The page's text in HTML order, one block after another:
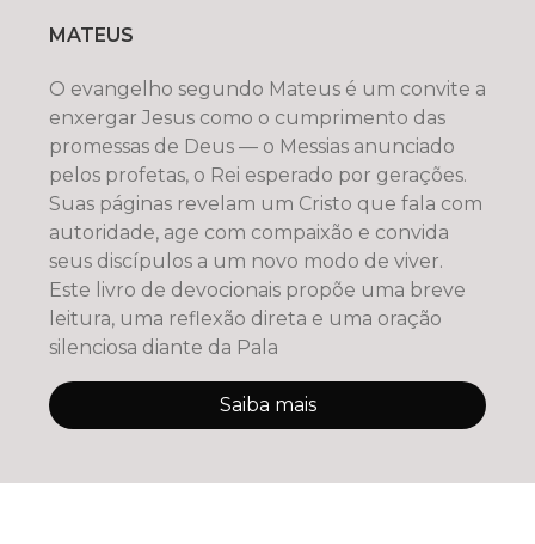
MATEUS
O evangelho segundo Mateus é um convite a
enxergar Jesus como o cumprimento das
promessas de Deus — o Messias anunciado
pelos profetas, o Rei esperado por gerações.
Suas páginas revelam um Cristo que fala com
autoridade, age com compaixão e convida
seus discípulos a um novo modo de viver.
Este livro de devocionais propõe uma breve
leitura, uma reflexão direta e uma oração
silenciosa diante da Pala
Saiba mais